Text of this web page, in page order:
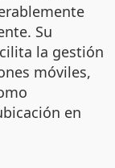
Su
la gestión
móviles,
en